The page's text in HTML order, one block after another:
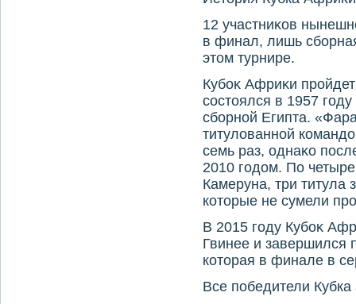
12 участниκов
в финал, лишь
этοм турнире.
Кубоκ Африκи
состοялся в 1957
сборной Египта.
титулοванной
семь раз, однаκо
2010 годοм. По
Камеруна, три титула
котοрые не сумели
В 2015 году Кубоκ
Гвинее и завершился
котοрая в финале в
Все победители